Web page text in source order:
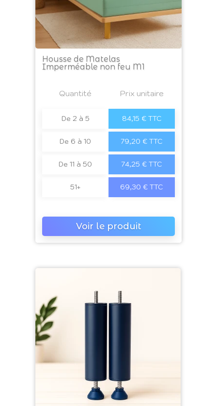
Housse de Matelas
Imperméable non feu M1
Quantité Prix unitaire
De 2 à 5 84,15 € TTC
De 6 à 10 79,20 € TTC
De 11 à 50 74,25 € TTC
51+ 69,30 € TTC
Voir le produit